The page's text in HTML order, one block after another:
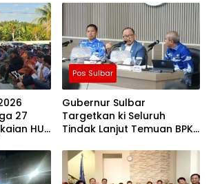
Masyarakat
27
HUT
Pos Sulbar
Gubernur Sulbar
Targetkan ki Seluruh
Tindak Lanjut Temuan BPK